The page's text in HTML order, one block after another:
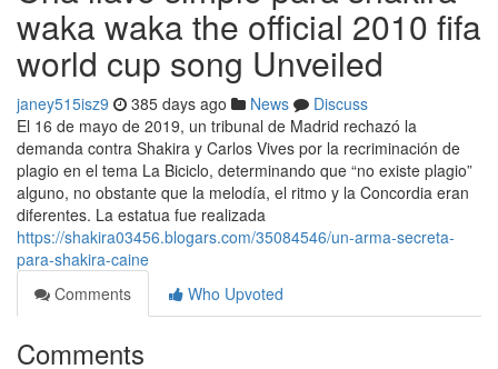
waka waka the official 2010 fifa
world cup song Unveiled
janey515isz9 385 days ago News
Discuss
El 16 de mayo de 2019, un tribunal de Madrid rechazó la
demanda contra Shakira y Carlos Vives por la recriminación de
plagio en el tema La Biciclo, determinando que “no existe plagio”
alguno, no obstante que la melodía, el ritmo y la Concordia eran
diferentes. La estatua fue realizada
https://shakira03456.blogars.com/35084546/un-arma-secreta-
para-shakira-caine
Comments
Who Upvoted
Comments